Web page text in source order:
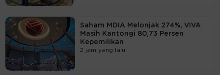
Saham MDIA Melonjak 274%, VIVA
Masih Kantongi 80,73 Persen
Kepemilikan
2 jam yang lalu